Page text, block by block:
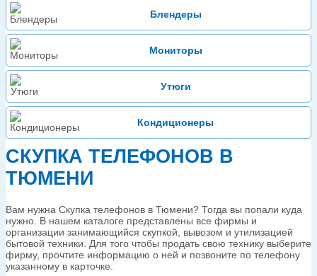
Блендеры
Мониторы
Утюги
Кондиционеры
СКУПКА ТЕЛЕФОНОВ В
ТЮМЕНИ
Вам нужна Скупка телефонов в Тюмени? Тогда вы попали куда
нужно. В нашем каталоге представлены все фирмы и
организации занимающийся скупкой, вывозом и утилизацией
бытовой техники. Для того чтобы продать свою технику выберите
фирму, прочтите информацию о ней и позвоните по телефону
указанному в карточке.